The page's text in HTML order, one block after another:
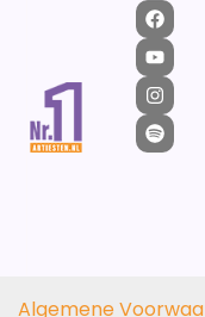
Algemene